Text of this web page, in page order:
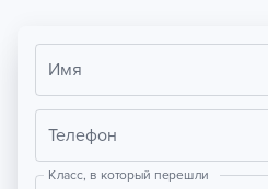
Имя
Телефон
Класс, в который перешли